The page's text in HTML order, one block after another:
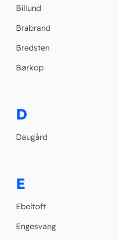
Billund
Brabrand
Bredsten
Børkop
D
Daugård
E
Ebeltoft
Engesvang